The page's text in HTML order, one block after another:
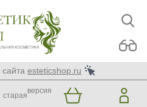
esteticshop.ru
старая
версия